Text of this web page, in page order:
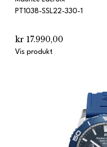
PT1038-SSL22-330-1
kr 17.990,00
Vis produkt